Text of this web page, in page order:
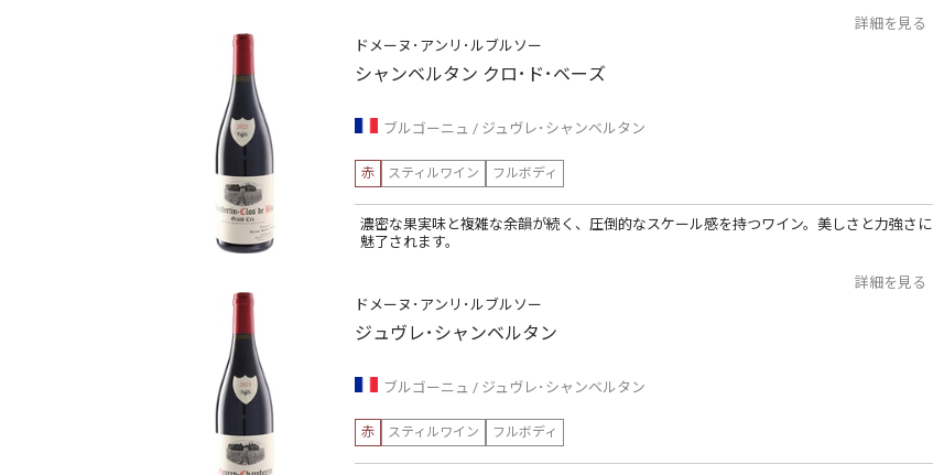
詳細を見る
ドメーヌ･アンリ･ルブルソー
シャンベルタン クロ･ド･ベーズ
ブルゴーニュ ジュヴレ･シャンベルタン
赤 スティルワイン フルボディ
濃密な果実味と複雑な余韻が続く、圧倒的なスケール感を持つワイン。美しさと力強さに
魅了されます。
詳細を見る
ドメーヌ･アンリ･ルブルソー
ジュヴレ･シャンベルタン
ブルゴーニュ ジュヴレ･シャンベルタン
赤 スティルワイン フルボディ